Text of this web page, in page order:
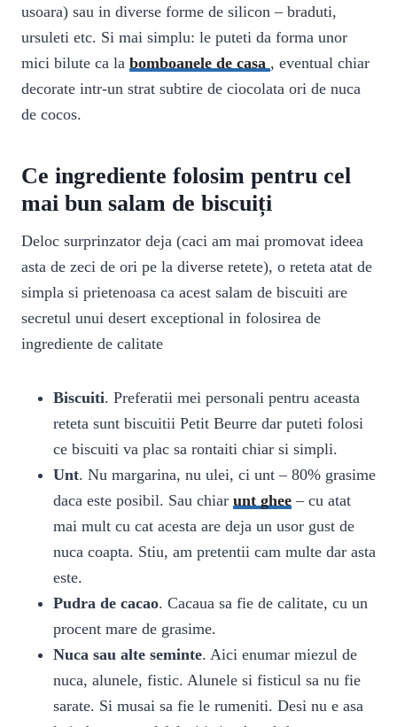
usoara) sau in diverse forme de silicon – braduti,
ursuleti etc. Si mai simplu: le puteti da forma unor
mici bilute ca la bomboanele de casa , eventual chiar
decorate intr-un strat subtire de ciocolata ori de nuca
de cocos.
Ce ingrediente folosim pentru cel
mai bun salam de biscuiți
Deloc surprinzator deja (caci am mai promovat ideea
asta de zeci de ori pe la diverse retete), o reteta atat de
simpla si prietenoasa ca acest salam de biscuiti are
secretul unui desert exceptional in folosirea de
ingrediente de calitate
Biscuiti. Preferatii mei personali pentru aceasta
reteta sunt biscuitii Petit Beurre dar puteti folosi
ce biscuiti va plac sa rontaiti chiar si simpli.
Unt. Nu margarina, nu ulei, ci unt – 80% grasime
daca este posibil. Sau chiar unt ghee – cu atat
mai mult cu cat acesta are deja un usor gust de
nuca coapta. Stiu, am pretentii cam multe dar asta
este.
Pudra de cacao. Cacaua sa fie de calitate, cu un
procent mare de grasime.
Nuca sau alte seminte. Aici enumar miezul de
nuca, alunele, fistic. Alunele si fisticul sa nu fie
sarate. Si musai sa fie le rumeniti. Desi nu e asa